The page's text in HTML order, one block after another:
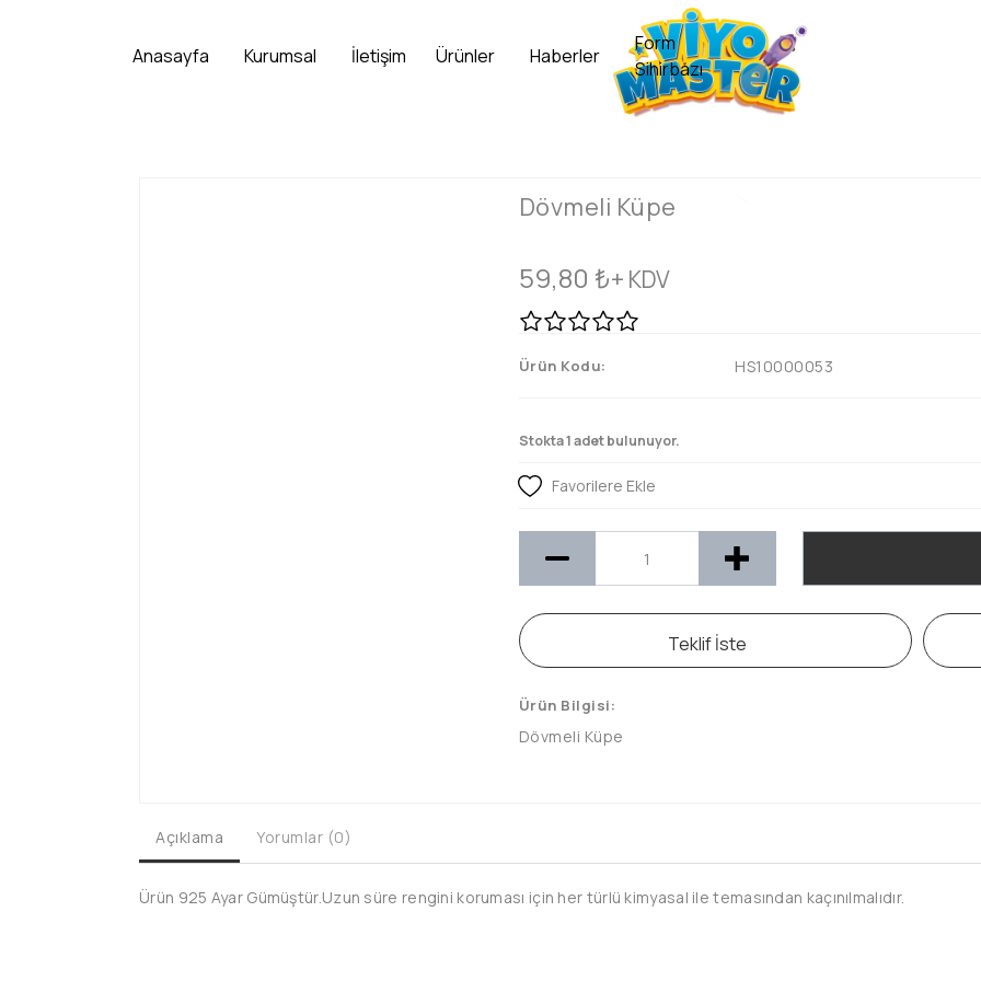
Dövmeli Küpe
59,80 ₺+ KDV
Ürün Kodu: HS10000053
Stokta 1 adet bulunuyor.
Favorilere Ekle
Teklif İste
Ürün Bilgisi:
Dövmeli Küpe
Açıklama Yorumlar (0)
Ürün 925 Ayar Gümüştür.Uzun süre rengini koruması için her türlü kimyasal ile temasından kaçınılmalıdır.
Anasayfa Kurumsal İletişim Ürünler Haberler
Form
Sihirbazı